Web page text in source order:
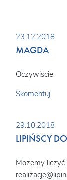
23.12.2018
MAGDA
Oczywiście
Skomentuj
29.10.2018
LIPIŃSCY
Możemy